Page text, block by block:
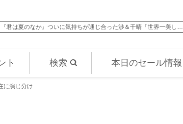
堀田真由、映画『私はあなたを知らない、』で初のシングルマザー…
ト 検索 本日のセール情報
に演じ分け